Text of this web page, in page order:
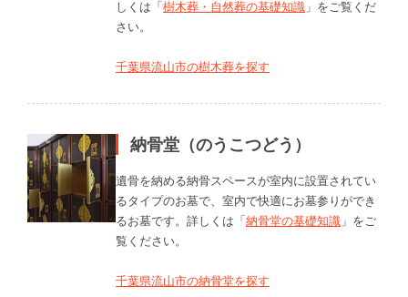
しくは「樹木葬・自然葬の基礎知識 」をご覧くだ
さい。
千葉県流山市の樹木葬を探す
納骨堂（のうこつどう）
遺骨を納める納骨スペースが室内に設置されてい
るタイプのお墓で、室内で快適にお墓参りができ
るお墓です。詳しくは「納骨堂の基礎知識 」をご
覧ください。
千葉県流山市の納骨堂を探す